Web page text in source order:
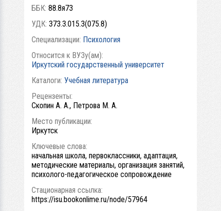
ББК: 88.8я73
УДК: 373.3.015.3(075.8)
Специализации: Психология
Относится к ВУЗу(ам):
Иркутский государственный университет
Каталоги: Учебная литература
Рецензенты:
Скопин А. А., Петрова М. А.
Место публикации:
Иркутск
Ключевые слова:
начальная школа, первоклассники, адаптация,
методические материалы, организация занятий,
психолого-педагогическое сопровождение
Стационарная ссылка:
https://isu.bookonlime.ru/node/57964